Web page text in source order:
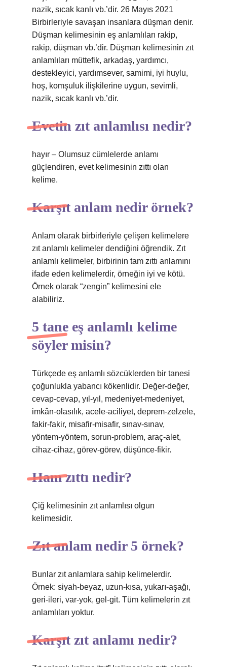
nazik, sıcak kanlı vb.’dir. 26 Mayıs 2021
Birbirleriyle savaşan insanlara düşman denir.
Düşman kelimesinin eş anlamlıları rakip,
rakip, düşman vb.’dir. Düşman kelimesinin zıt
anlamlıları müttefik, arkadaş, yardımcı,
destekleyici, yardımsever, samimi, iyi huylu,
hoş, komşuluk ilişkilerine uygun, sevimli,
nazik, sıcak kanlı vb.’dir.
Evetin zıt anlamlısı nedir?
hayır – Olumsuz cümlelerde anlamı
güçlendiren, evet kelimesinin zıttı olan
kelime.
Karşıt anlam nedir örnek?
Anlam olarak birbirleriyle çelişen kelimelere
zıt anlamlı kelimeler dendiğini öğrendik. Zıt
anlamlı kelimeler, birbirinin tam zıttı anlamını
ifade eden kelimelerdir, örneğin iyi ve kötü.
Örnek olarak “zengin” kelimesini ele
alabiliriz.
5 tane eş anlamlı kelime
söyler misin?
Türkçede eş anlamlı sözcüklerden bir tanesi
çoğunlukla yabancı kökenlidir. Değer-değer,
cevap-cevap, yıl-yıl, medeniyet-medeniyet,
imkân-olasılık, acele-aciliyet, deprem-zelzele,
fakir-fakir, misafir-misafir, sınav-sınav,
yöntem-yöntem, sorun-problem, araç-alet,
cihaz-cihaz, görev-görev, düşünce-fikir.
Ham zıttı nedir?
Çiğ kelimesinin zıt anlamlısı olgun
kelimesidir.
Zıt anlam nedir 5 örnek?
Bunlar zıt anlamlara sahip kelimelerdir.
Örnek: siyah-beyaz, uzun-kısa, yukarı-aşağı,
geri-ileri, var-yok, gel-git. Tüm kelimelerin zıt
anlamlıları yoktur.
Karşıt zıt anlamı nedir?